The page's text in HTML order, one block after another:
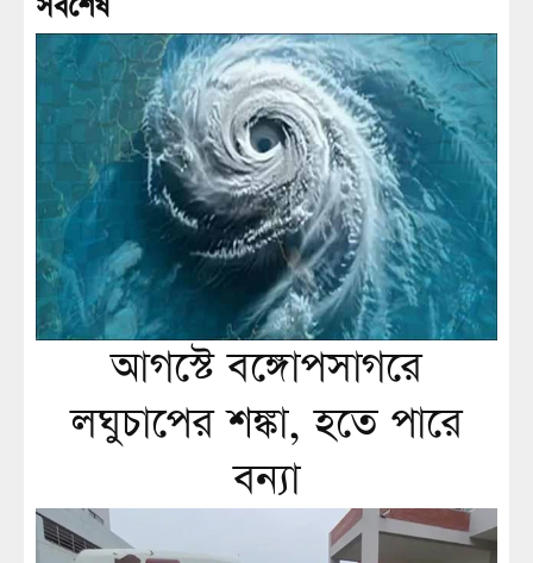
আগস্টে বঙ্গোপসাগরে
লঘুচাপের শঙ্কা, হতে পারে
বন্যা